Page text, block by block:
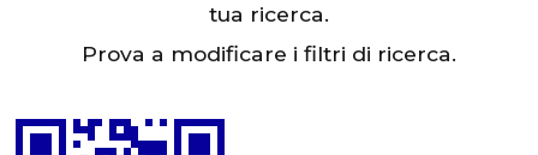
tua ricerca.
Prova a modificare i filtri di ricerca.